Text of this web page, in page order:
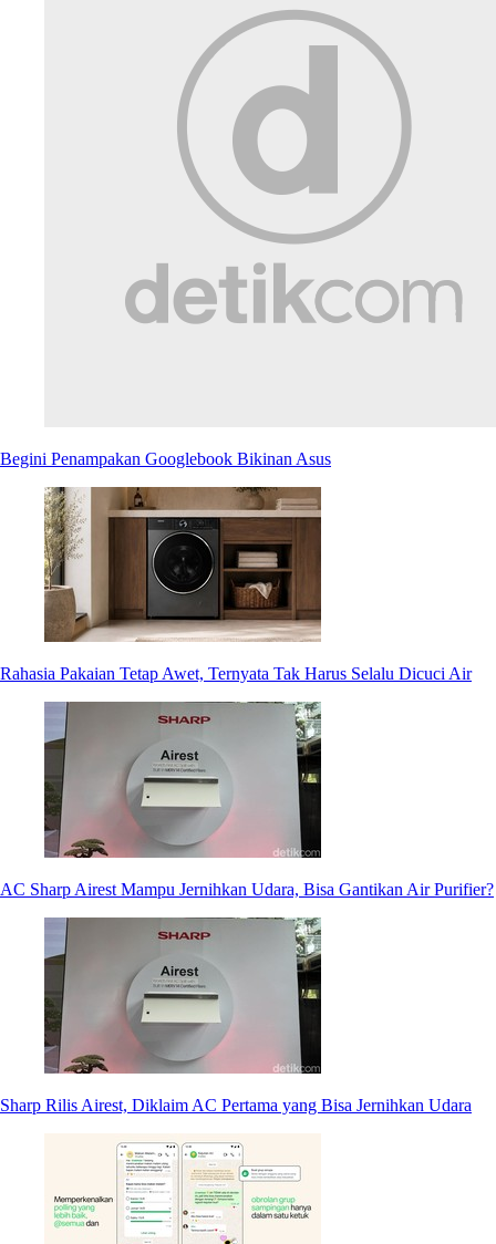
Begini Penampakan Googlebook Bikinan Asus
Rahasia Pakaian Tetap Awet, Ternyata Tak Harus Selalu Dicuci Air
AC Sharp Airest Mampu Jernihkan Udara, Bisa Gantikan Air Purifier?
Sharp Rilis Airest, Diklaim AC Pertama yang Bisa Jernihkan Udara